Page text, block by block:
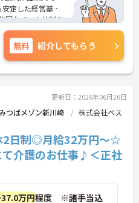
定した経営基盤
固なチーム体制を
の評価面談など、
組みが整ってい
曜日固定）を採用
ォンで完結するた
トや煩雑な事務作
制もあり、介護福
の着実なキャリア
奨できる環境で
身体への負担を抑
勤務で夜勤が存在
がら健康的に働き
無料 紹介してもらう
更新日：2026年06月26日
つばメゾン新川崎
株式会社ベス
2日制◎月給32万円～☆
介護のお仕事♪＜正社
万円程度 ※諸手当込